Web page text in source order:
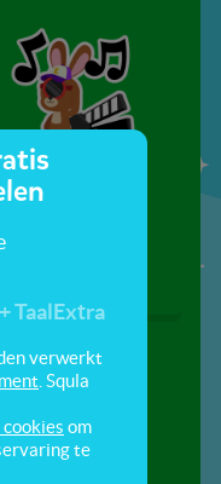
Het is zomer
TaalExtra
verwerkt
. Squla
om
te